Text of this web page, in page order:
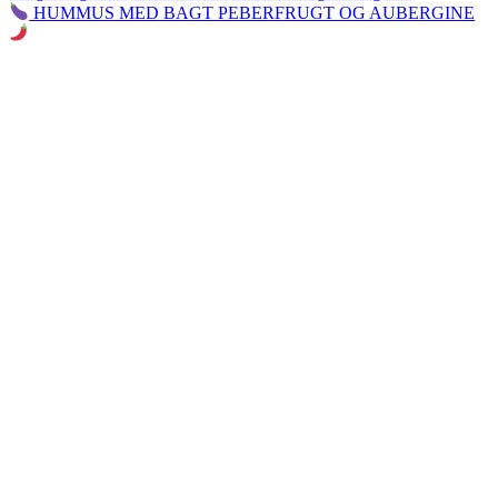
HUMMUS MED BAGT PEBERFRUGT OG AUBERGINE